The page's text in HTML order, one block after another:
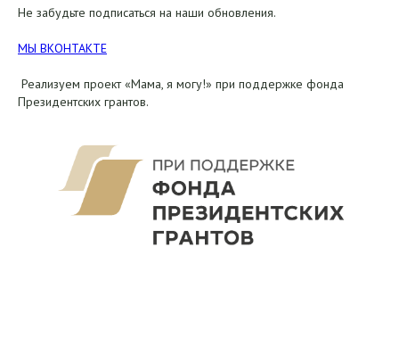
Не забудьте подписаться на наши обновления.
МЫ ВКОНТАКТЕ
Реализуем проект «Мама, я могу!» при поддержке фонда
Президентских грантов.